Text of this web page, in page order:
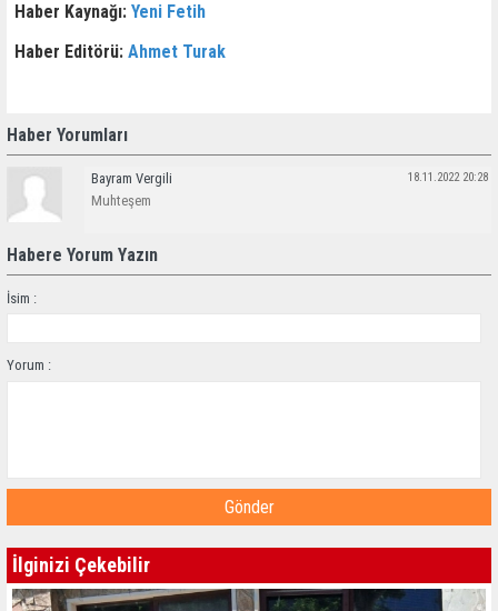
Haber Kaynağı: Yeni Fetih
Haber Editörü: Ahmet Turak
Haber Yorumları
Bayram Vergili 18.11.2022 20:28
Muhteşem
Habere Yorum Yazın
İsim :
Yorum :
Gönder
İlginizi Çekebilir